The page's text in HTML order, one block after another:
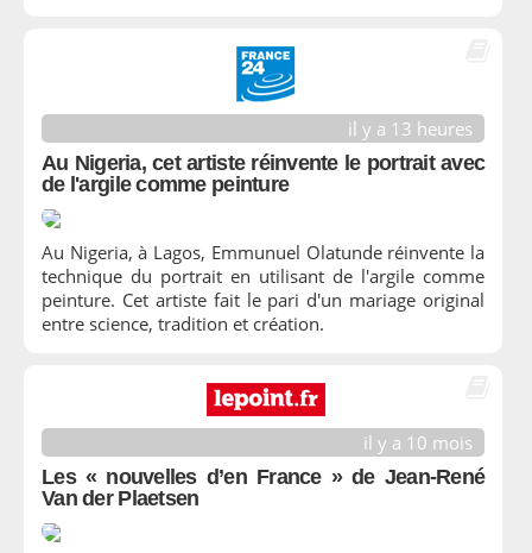
il y a 13 heures
Au Nigeria, cet artiste réinvente le portrait avec
de l'argile comme peinture
Au Nigeria, à Lagos, Emmunuel Olatunde réinvente la
technique du portrait en utilisant de l'argile comme
peinture. Cet artiste fait le pari d'un mariage original
entre science, tradition et création.
il y a 10 mois
Les « nouvelles d’en France » de Jean-René
Van der Plaetsen